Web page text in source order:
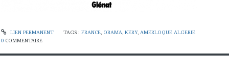
LIEN PERMANENT TAGS : FRANCE, OBAMA, KERY, AMERLOQUE ALGERIE
0 COMMENTAIRE